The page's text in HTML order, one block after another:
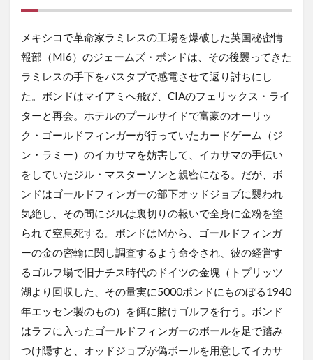
メキシコで革命家ラミレスの工場を爆破した英国秘密情
報部（MI6）のジェームズ・ボンドは、その後襲ってきた
ラミレスの手下をバスタブで感電させて返り討ちにし
た。ボンドはマイアミへ飛び、CIAのフェリックス・ライ
ターと再会。ホテルのプールサイドで富豪のオーリッ
ク・ゴールドフィンガーが行っていたカードゲーム（ジ
ン・ラミー）のイカサマを妨害して、イカサマの手伝い
をしていたジル・マスターソンと親密になる。だが、ボ
ンドはゴールドフィンガーの部下オッドジョブに襲われ
気絶し、その間にジルは裏切りの報いで全身に金粉を塗
られて窒息死する。ボンドはMから、ゴールドフィンガ
ーの金の密輸に関し調査するよう命令され、彼の経営す
るゴルフ場で旧ナチス時代のドイツの金塊（トプリッツ
湖より回収した、その量実に5000ポンドにものぼる1940
年エッセン製のもの）を餌に賭けゴルフを行う。ボンド
はラフに入ったゴールドフィンガーのボールを足で踏み
つけ隠すと、オッドジョブが偽ボールを用意してイカサ